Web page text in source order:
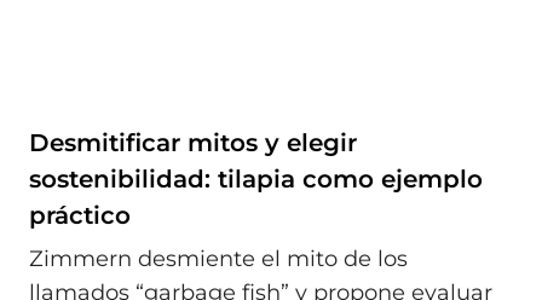
Desmitificar mitos y elegir
sostenibilidad: tilapia como ejemplo
práctico
Zimmern desmiente el mito de los
llamados “garbage fish” y propone evaluar